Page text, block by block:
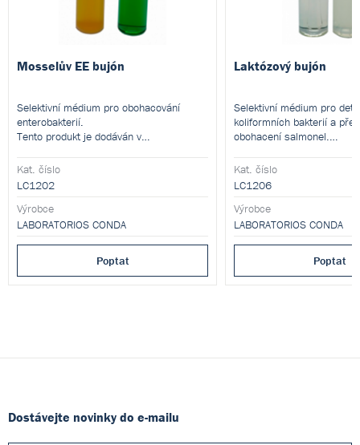
Mosselův EE bujón
Selektivní médium pro obohacování
enterobakterií.
Tento produkt je dodáván v
přípravu hotových kultivačních médií.
Kat. číslo
LC1202
Výrobce
LABORATORIOS CONDA
Poptat
Laktózový bujón
Selektivní médium pro
koliformních bakterií a
obohacení salmonel.
dehydratované formě a je
přípravu hotových
Kat. číslo
LC1206
Výrobce
LABORATORIOS CONDA
Poptat
Dostávejte novinky do e-mailu